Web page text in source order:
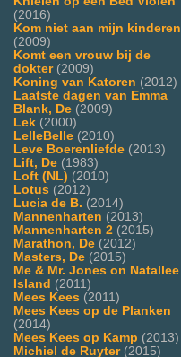
(2016)
Kom niet aan mijn kinderen
(2009)
Komt een vrouw bij de
dokter(2009)
Koning van Katoren (2012)
Laatste dagen van Emma
Blank, De (2009)
Lek (2000)
LelleBelle (2010)
Leve Boerenliefde (2013)
Lift, De (1983)
Loft (NL) (2010)
Lotus (2012)
Lucia de B. (2014)
Mannenharten (2013)
Mannenharten 2 (2015)
Marathon, De (2012)
Masters, De (2015)
Me & Mr. Jones on Natallee
Island (2011)
Mees Kees (2011)
Mees Kees op de Planken
(2014)
Mees Kees op Kamp (2013)
Michiel de Ruyter(2015)